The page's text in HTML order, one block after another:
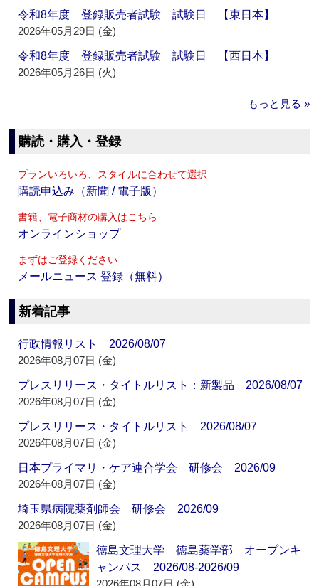
令和8年度 登録販売者試験 試験日 【東日本】
2026年05月29日 (金)
令和8年度 登録販売者試験 試験日 【西日本】
2026年05月26日 (火)
もっと見る »
購読・購入・登録
プランいろいろ、スタイルに合わせて選択
購読申込み（新聞 / 電子版）
書籍、電子商材の購入はこちら
オンラインショップ
まずはご登録ください
メールニュース 登録（無料）
新着記事
行政情報リスト 2026/08/07
2026年08月07日 (金)
プレスリリース・タイトルリスト：新製品 2026/08/07
2026年08月07日 (金)
プレスリリース・タイトルリスト 2026/08/07
2026年08月07日 (金)
日本プライマリ・ケア連合学会 研修会 2026/09
2026年08月07日 (金)
埼玉県病院薬剤師会 研修会 2026/09
2026年08月07日 (金)
徳島文理大学 徳島薬学部 オープンキ
ャンパス 2026/08-2026/09